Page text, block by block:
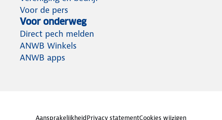
Voor de pers
Voor onderweg
Direct pech melden
ANWB Winkels
ANWB apps
AansprakelijkheidPrivacy statementCookies wijzigen